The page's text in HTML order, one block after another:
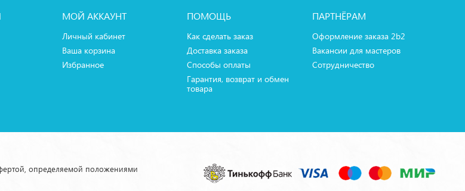
МОЙ АККАУНТ
Личный кабинет
Ваша корзина
Избранное
ПОМОЩЬ
Как сделать заказ
Доставка заказа
Способы оплаты
Гарантия, возврат и обмен
товара
ПАРТНЁРАМ
Оформление заказа 2b2
Вакансии для мастеров
Сотрудничество
определяемой положениями